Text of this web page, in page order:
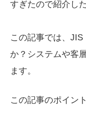
すぎたので紹介し
この記事では、
か？システムや客
ます。
この記事のポイン